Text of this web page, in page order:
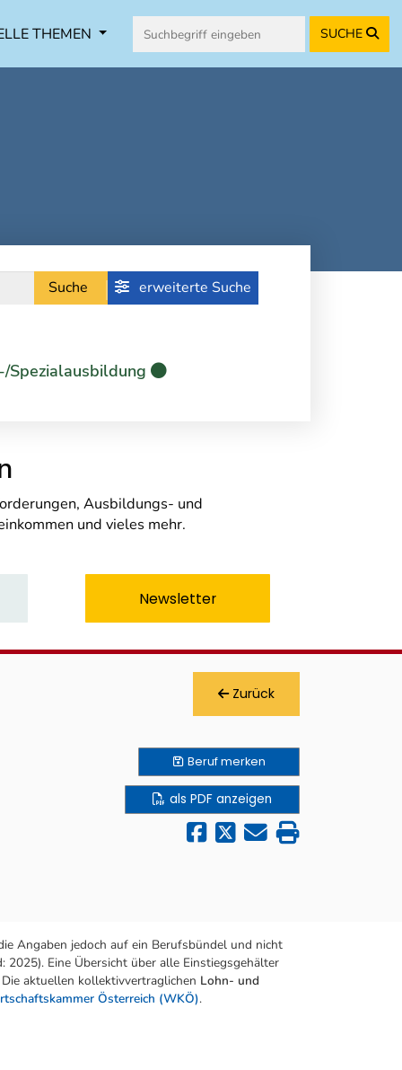
THEMEN SUCHE
Suche erweiterte Suche
Spezialausbildung
Ausbildungs- und
und vieles mehr.
Newsletter
Zurück
Berufmerken
als PDF anzeigen
Angaben jedoch auf ein Berufsbündel und nicht
Eine Übersicht über alle Einstiegsgehälter
Die aktuellen kollektivvertraglichen Lohn- und
Österreich (WKÖ).